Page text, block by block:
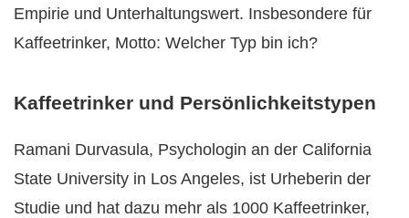
Empirie und Unterhaltungswert. Insbesondere für
Kaffeetrinker, Motto: Welcher Typ bin ich?
Kaffeetrinker und Persönlichkeitstypen
Ramani Durvasula, Psychologin an der California
State University in Los Angeles, ist Urheberin der
Studie und hat dazu mehr als 1000 Kaffeetrinker,